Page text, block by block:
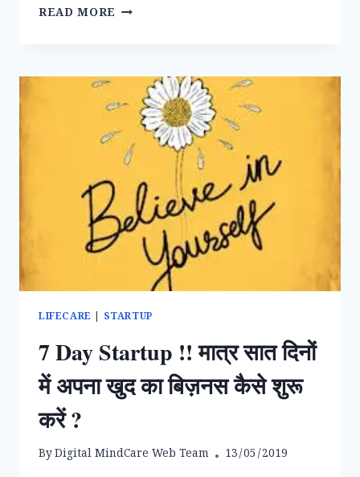
READ MORE वेब
DISORDER
चिंता
विकार,
इसके
प्रकार,
लक्षण,
दुष्प्रभाव,
रोकथाम
एवं
उपचार
LIFECARE STARTUP
7 Day Startup !! मात्र सात दिनों
में अपना खुद का बिज़नस कैसे शुरू
करें ?
ByDigital MindCare Web Team 13/05/2019